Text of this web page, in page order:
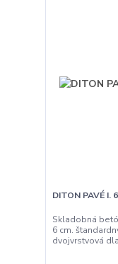
DITON PAVÉ I.
Skladobná
6 cm.
dvojvrstvová